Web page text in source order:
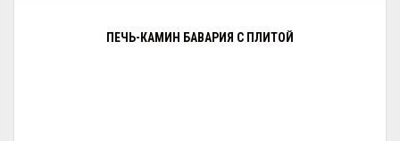
ПЕЧЬ-КАМИН БАВАРИЯ С ПЛИТОЙ